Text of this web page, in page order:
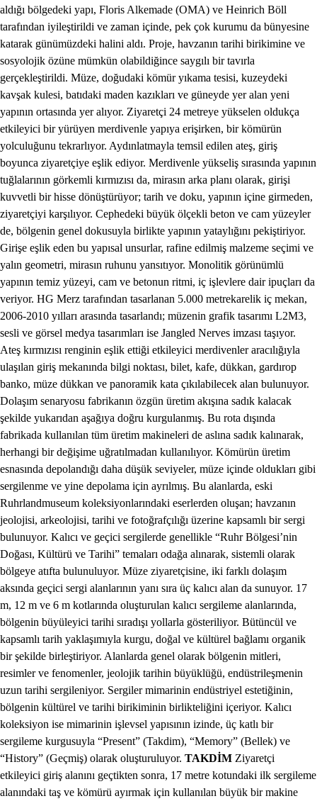
aldığı bölgedeki yapı, Floris Alkemade (OMA) ve Heinrich Böll
tarafından iyileştirildi ve zaman içinde, pek çok kurumu da bünyesine
katarak günümüzdeki halini aldı. Proje, havzanın tarihi birikimine ve
sosyolojik özüne mümkün olabildiğince saygılı bir tavırla
gerçekleştirildi. Müze, doğudaki kömür yıkama tesisi, kuzeydeki
kavşak kulesi, batıdaki maden kazıkları ve güneyde yer alan yeni
yapının ortasında yer alıyor. Ziyaretçi 24 metreye yükselen oldukça
etkileyici bir yürüyen merdivenle yapıya erişirken, bir kömürün
yolculuğunu tekrarlıyor. Aydınlatmayla temsil edilen ateş, giriş
boyunca ziyaretçiye eşlik ediyor. Merdivenle yükseliş sırasında yapının
tuğlalarının görkemli kırmızısı da, mirasın arka planı olarak, girişi
kuvvetli bir hisse dönüştürüyor; tarih ve doku, yapının içine girmeden,
ziyaretçiyi karşılıyor. Cephedeki büyük ölçekli beton ve cam yüzeyler
de, bölgenin genel dokusuyla birlikte yapının yataylığını pekiştiriyor.
Girişe eşlik eden bu yapısal unsurlar, rafine edilmiş malzeme seçimi ve
yalın geometri, mirasın ruhunu yansıtıyor. Monolitik görünümlü
yapının temiz yüzeyi, cam ve betonun ritmi, iç işlevlere dair ipuçları da
veriyor. HG Merz tarafından tasarlanan 5.000 metrekarelik iç mekan,
2006-2010 yılları arasında tasarlandı; müzenin grafik tasarımı L2M3,
sesli ve görsel medya tasarımları ise Jangled Nerves imzası taşıyor.
Ateş kırmızısı renginin eşlik ettiği etkileyici merdivenler aracılığıyla
ulaşılan giriş mekanında bilgi noktası, bilet, kafe, dükkan, gardırop
banko, müze dükkan ve panoramik kata çıkılabilecek alan bulunuyor.
Dolaşım senaryosu fabrikanın özgün üretim akışına sadık kalacak
şekilde yukarıdan aşağıya doğru kurgulanmış. Bu rota dışında
fabrikada kullanılan tüm üretim makineleri de aslına sadık kalınarak,
herhangi bir değişime uğratılmadan kullanılıyor. Kömürün üretim
esnasında depolandığı daha düşük seviyeler, müze içinde oldukları gibi
sergilenme ve yine depolama için ayrılmış. Bu alanlarda, eski
Ruhrlandmuseum koleksiyonlarındaki eserlerden oluşan; havzanın
jeolojisi, arkeolojisi, tarihi ve fotoğrafçılığı üzerine kapsamlı bir sergi
bulunuyor. Kalıcı ve geçici sergilerde genellikle “Ruhr Bölgesi’nin
Doğası, Kültürü ve Tarihi” temaları odağa alınarak, sistemli olarak
bölgeye atıfta bulunuluyor. Müze ziyaretçisine, iki farklı dolaşım
aksında geçici sergi alanlarının yanı sıra üç kalıcı alan da sunuyor. 17
m, 12 m ve 6 m kotlarında oluşturulan kalıcı sergileme alanlarında,
bölgenin büyüleyici tarihi sıradışı yollarla gösteriliyor. Bütüncül ve
kapsamlı tarih yaklaşımıyla kurgu, doğal ve kültürel bağlamı organik
bir şekilde birleştiriyor. Alanlarda genel olarak bölgenin mitleri,
resimler ve fenomenler, jeolojik tarihin büyüklüğü, endüstrileşmenin
uzun tarihi sergileniyor. Sergiler mimarinin endüstriyel estetiğinin,
bölgenin kültürel ve tarihi birikiminin birlikteliğini içeriyor. Kalıcı
koleksiyon ise mimarinin işlevsel yapısının izinde, üç katlı bir
sergileme kurgusuyla “Present” (Takdim), “Memory” (Bellek) ve
“History” (Geçmiş) olarak oluşturuluyor. TAKDİM Ziyaretçi
etkileyici giriş alanını geçtikten sonra, 17 metre kotundaki ilk sergileme
alanındaki taş ve kömürü ayırmak için kullanılan büyük bir makine